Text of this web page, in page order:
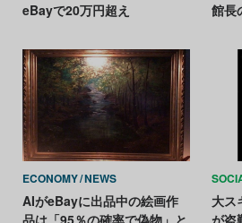
eBayで20万円超え
館長
ECONOMY NEWS
AIがeBayに出品中の絵画作
大ス